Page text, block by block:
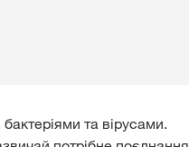
та вірусами.